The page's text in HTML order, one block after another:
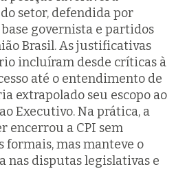
setor, defendida por
governista e partidos
Brasil. As justificativas
incluíram desde críticas à
até o entendimento de
extrapolado seu escopo ao
Executivo. Na prática, a
encerrou a CPI sem
formais, mas manteve o
nas disputas legislativas e